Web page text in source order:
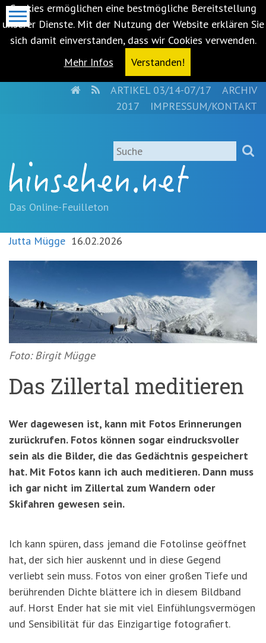
Cookies ermöglichen eine bestmögliche Bereitstellung
unserer Dienste. Mit der Nutzung der Website erklären Sie
sich damit einverstanden, dass wir Cookies verwenden.
Mehr Infos
Verstanden!
springen
(Accesskey
'1')Zur
springen
springen
(Accesskey
HOMERSSARTIKEL 03/14-07/17
ARCHIV
2017
IMPRESSUM/KONTAKT
Suche
Das Online-Feuilleton
Jutta Mügge 16.02.2026
Foto: Birgit Mügge
Das Zillertal meditieren
Wer dagewesen ist, kann mit Fotos Erinnerungen
zurückrufen. Fotos können sogar eindrucksvoller
sein als die Bilder, die das Gedächtnis gespeichert
hat. Mit Fotos kann ich auch meditieren. Dann muss
ich gar nicht im Zillertal zum Wandern oder
Skifahren gewesen sein.
Ich kann spüren, dass jemand die Fotolinse geöffnet
hat, der sich hier auskennt und in diese Gegend
verliebt sein muss. Fotos von einer großen Tiefe und
berührenden Dichte blättere ich in diesem Bildband
auf. Horst Ender hat sie mit viel Einfühlungsvermögen
und Sensibilität für das Einzigartige fotografiert.